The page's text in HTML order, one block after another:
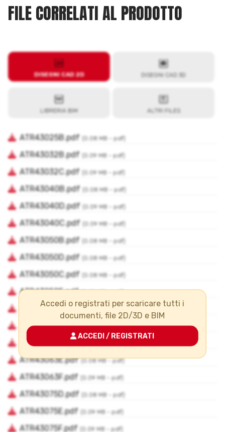
FILE CORRELATI AL PRODOTTO
Accedi o registrati per scaricare tutti i
documenti, file 2D/3D e BIM
ACCEDI / REGISTRATI